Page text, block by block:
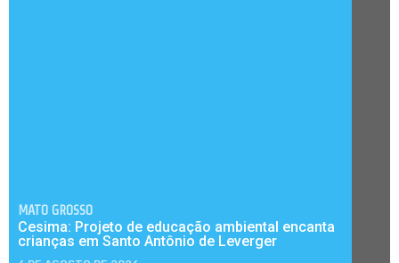
MATO GROSSO
Cesima: Projeto de educação ambiental encanta
crianças em Santo Antônio de Leverger